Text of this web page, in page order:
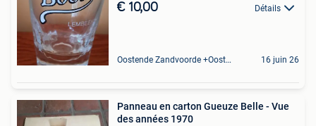
€ 10,00 Détails
Oostende Zandvoorde +Oostende 16 juin 26
Panneau en carton Gueuze Belle - Vue
des années 1970